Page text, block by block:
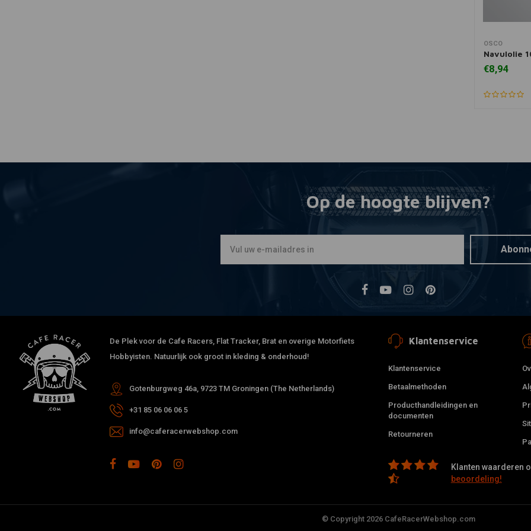
OSCO
Navulolie
€8,94
Op de hoogte blijven?
De Plek voor de Cafe Racers, Flat Tracker, Brat en overige Motorfiets
Hobbyisten. Natuurlijk ook groot in kleding & onderhoud!
Gotenburgweg 46a, 9723 TM Groningen (The Netherlands)
+31 85 06 06 06 5
info@caferacerwebshop.com
Klantenservice
Klantenservice
Betaalmethoden
Producthandleidingen en
documenten
Retourneren
Klanten waarderen
beoordeling!
© Copyright 2026 CafeRacerWebshop.com